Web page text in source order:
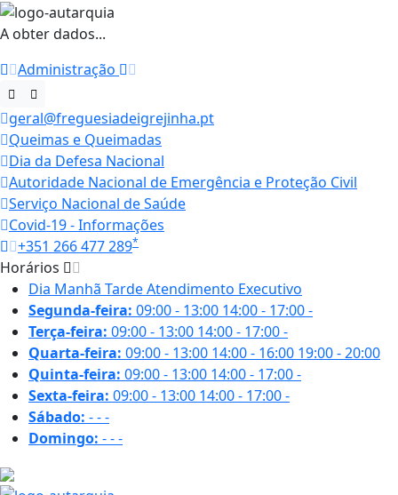
A obter dados...
Administração
geral@freguesiadeigrejinha.pt
Queimas e Queimadas
Dia da Defesa Nacional
Autoridade Nacional de Emergência e Proteção Civil
Serviço Nacional de Saúde
Covid-19 - Informações
+351 266 477 289*
Horários
Dia Manhã TardeAtendimento Executivo
Segunda-feira: 09:00 - 13:00 14:00 - 17:00-
Terça-feira: 09:00 - 13:00 14:00 - 17:00-
Quarta-feira: 09:00 - 13:00 14:00 - 16:00 19:00 - 20:00
Quinta-feira: 09:00 - 13:00 14:00 - 17:00-
Sexta-feira: 09:00 - 13:00 14:00 - 17:00-
Sábado: ---
Domingo: ---